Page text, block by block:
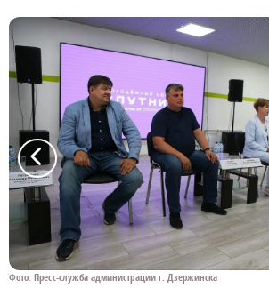
Фото: Пресс-служба администрации г. Дзержинска
a